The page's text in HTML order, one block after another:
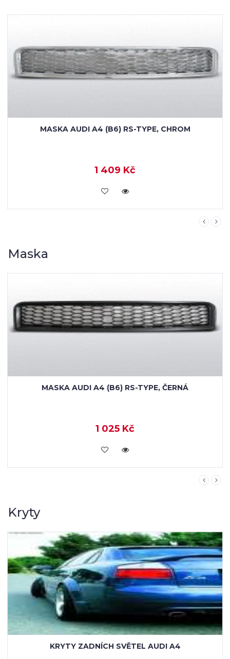
PŘEDNÍ SVĚTLA CHROM TUBE LIGHT DRL AUDI A4
9 650 Kč
KOUPIT
Maska
MASKA AUDI A4 (B6) RS-TYPE, CHROM
1 409 Kč
KOUPIT
Kryty
KRYTY KLIK NEREZ AUDI A4 8E